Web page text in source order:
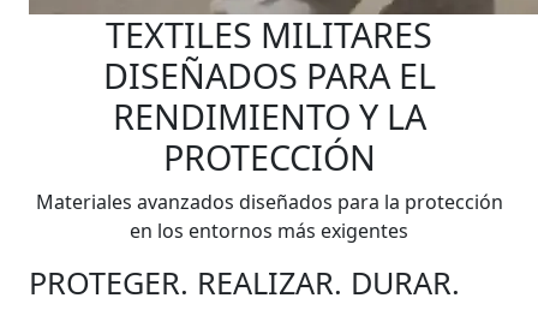
TEXTILES MILITARES
DISEÑADOS PARA EL
RENDIMIENTO Y LA
PROTECCIÓN
Materiales avanzados diseñados para la protección
en los entornos más exigentes
PROTEGER. REALIZAR. DURAR.